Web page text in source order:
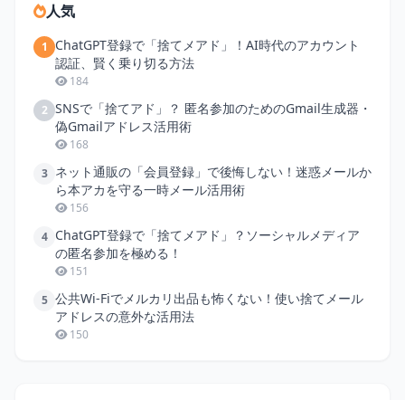
人気
1
ChatGPT登録で「捨てメアド」！AI時代のアカウント
認証、賢く乗り切る方法
184
2 SNSで「捨てアド」？ 匿名参加のためのGmail生成器・
偽Gmailアドレス活用術
168
3 ネット通販の「会員登録」で後悔しない！迷惑メールか
ら本アカを守る一時メール活用術
156
4 ChatGPT登録で「捨てメアド」？ソーシャルメディア
の匿名参加を極める！
151
5 公共Wi-Fiでメルカリ出品も怖くない！使い捨てメール
アドレスの意外な活用法
150